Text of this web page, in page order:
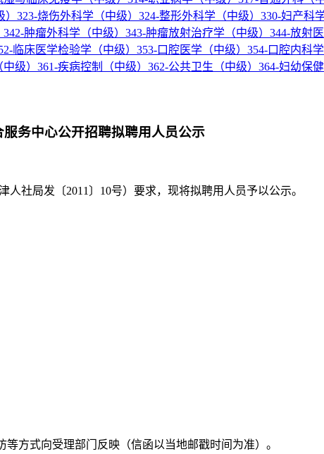
323-烧伤外科学（中级） 324-整形外科学（中级） 330-妇产科
342-肿瘤外科学（中级） 343-肿瘤放射治疗学（中级） 344-放射
临床医学检验学（中级） 353-口腔医学（中级） 354-口腔内科学
级） 361-疾病控制（中级） 362-公共卫生（中级） 364-妇幼保健
务中心公开招聘拟聘用人员公示
局发〔2011〕10号）要求，现将拟聘用人员予以公示。
式向受理部门反映（信函以当地邮戳时间为准）。